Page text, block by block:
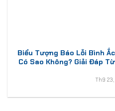
Biểu Tượng Báo Lỗi Bình
Có Sao Không? Giải Đáp
Th9